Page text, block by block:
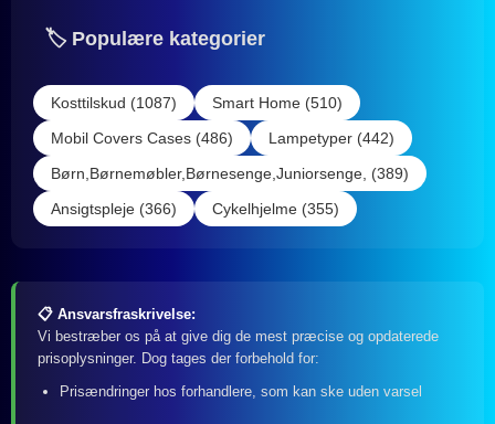
🏷️ Populære kategorier
Kosttilskud (1087)
Smart Home (510)
Mobil Covers Cases (486)
Lampetyper (442)
Børn,Børnemøbler,Børnesenge,Juniorsenge, (389)
Ansigtspleje (366)
Cykelhjelme (355)
📋 Ansvarsfraskrivelse:
Vi bestræber os på at give dig de mest præcise og opdaterede
prisoplysninger. Dog tages der forbehold for:
Prisændringer hos forhandlere, som kan ske uden varsel